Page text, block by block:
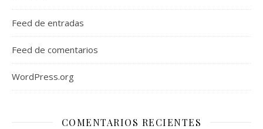
Feed de entradas
Feed de comentarios
WordPress.org
COMENTARIOS RECIENTES